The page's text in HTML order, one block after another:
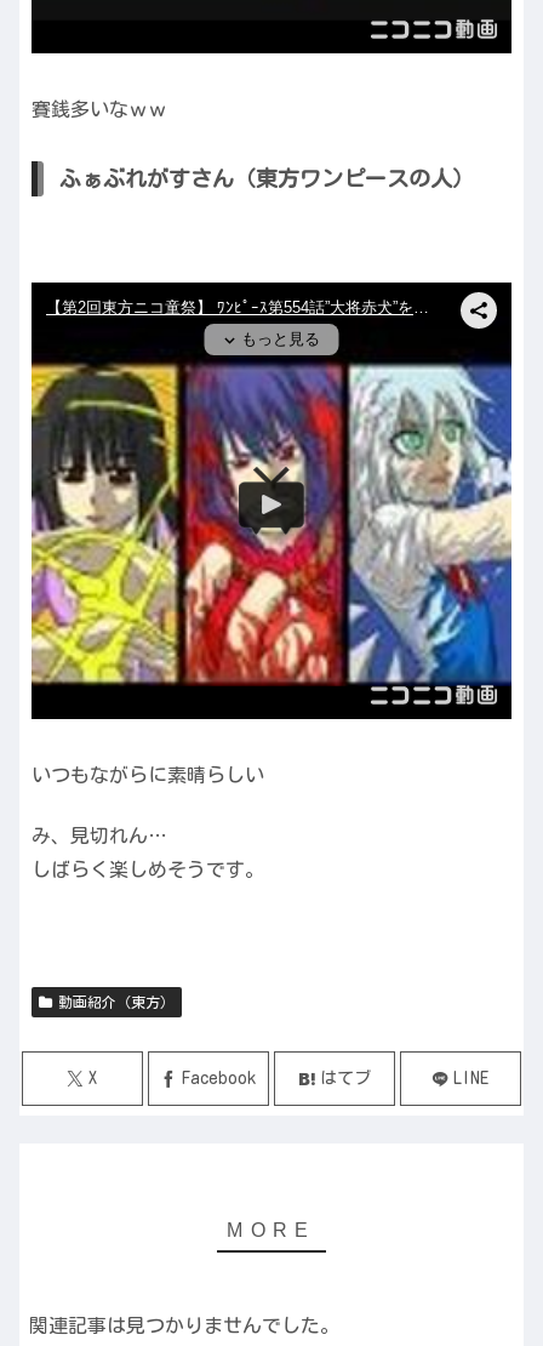
賽銭多いなｗｗ
ふぁぶれがすさん（東方ワンピースの人）
いつもながらに素晴らしい
み、見切れん…
しばらく楽しめそうです。
動画紹介（東方）
X Facebook はてブ LINE
関連記事は見つかりませんでした。